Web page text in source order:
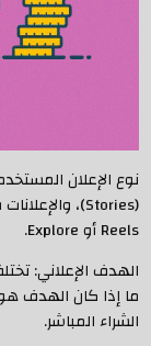
نوع الإعلان
Reels أو Explore.
الهدف الإعلاني:
ما إذا كان الهدف هو
الشراء المباشر.